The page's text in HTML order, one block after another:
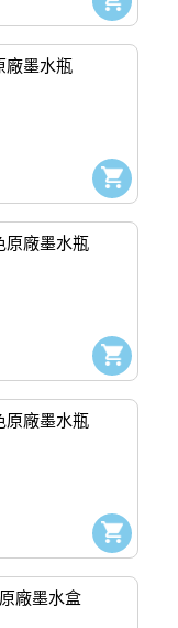
廠墨水瓶
原廠墨水瓶
原廠墨水瓶
廠墨水盒